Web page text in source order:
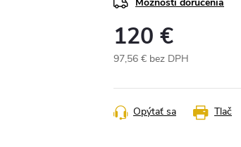
120 €
97,56 € bez DPH
cena:
Tlač
Opýtať sa